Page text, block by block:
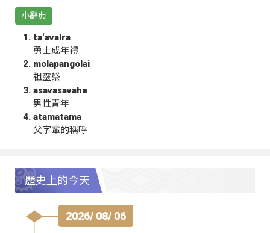
小辭典
ta‘avalra
勇士成年禮
molapangolai
祖靈祭
asavasavahe
男性青年
atamatama
父字輩的稱呼
歷史上的今天
2026/ 08/ 06